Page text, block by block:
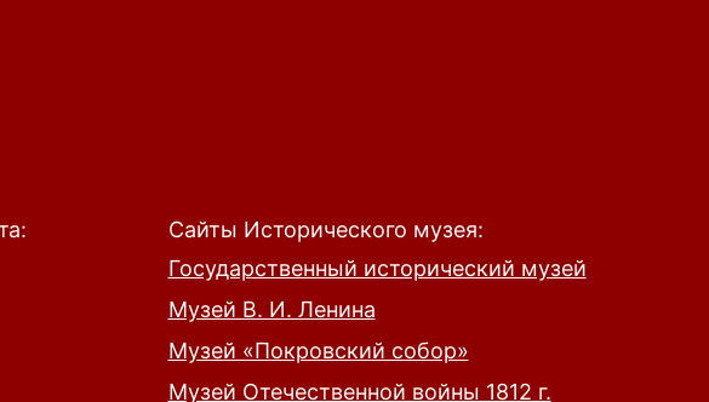
Сайты Исторического музея:
Государственный исторический музей
Музей В. И. Ленина
Музей «Покровский собор»
Музей Отечественной войны 1812 г.